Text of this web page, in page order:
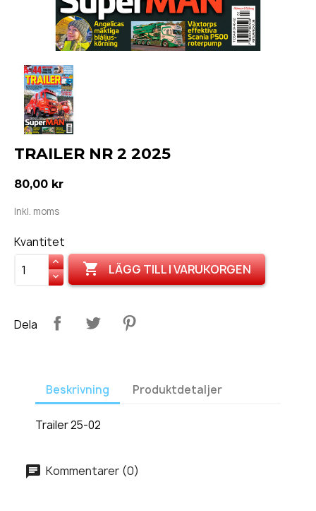
TRAILER NR 2 2025
80,00 kr
Inkl. moms
Kvantitet
 LÄGG TILL I VARUKORGEN
Dela
Beskrivning Produktdetaljer
Trailer 25-02
Kommentarer (0)